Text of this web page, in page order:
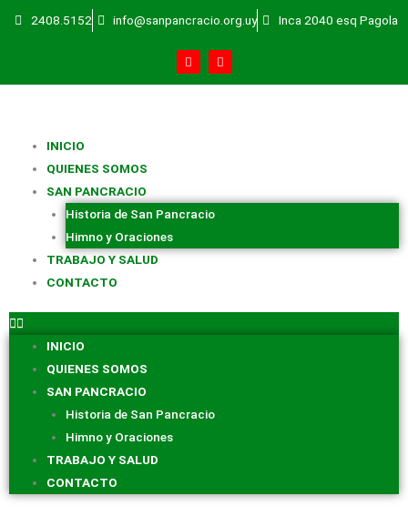
2408.5152 info@sanpancracio.org.uy Inca 2040 esq Pagola
F
a
c
Y
o
u
INICIO
QUIENES SOMOS
SAN PANCRACIO
Historia de San Pancracio
Himno y Oraciones
TRABAJO Y SALUD
CONTACTO
INICIO
QUIENES SOMOS
SAN PANCRACIO
Historia de San Pancracio
Himno y Oraciones
TRABAJO Y SALUD
CONTACTO